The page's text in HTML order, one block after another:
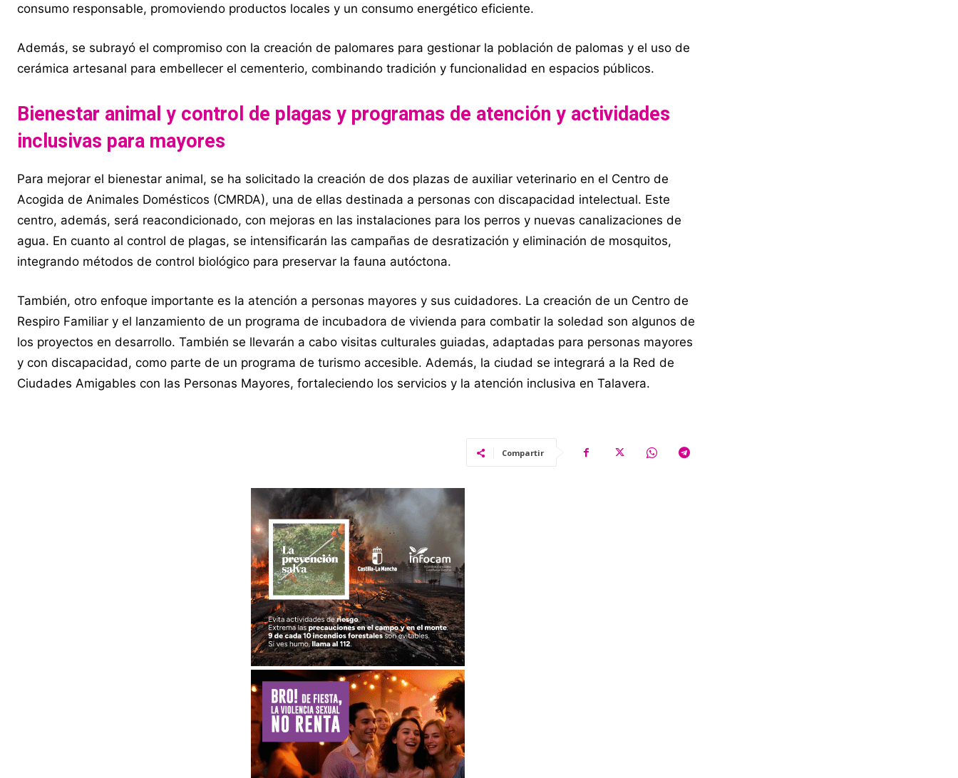
consumo responsable, promoviendo productos locales y un consumo energético eficiente.
Además, se subrayó el compromiso con la creación de palomares para gestionar la población de palomas y el uso de
cerámica artesanal para embellecer el cementerio, combinando tradición y funcionalidad en espacios públicos.
Bienestar animal y control de plagas y programas de atención y actividades
inclusivas para mayores
Para mejorar el bienestar animal, se ha solicitado la creación de dos plazas de auxiliar veterinario en el Centro de
Acogida de Animales Domésticos (CMRDA), una de ellas destinada a personas con discapacidad intelectual. Este
centro, además, será reacondicionado, con mejoras en las instalaciones para los perros y nuevas canalizaciones de
agua. En cuanto al control de plagas, se intensificarán las campañas de desratización y eliminación de mosquitos,
integrando métodos de control biológico para preservar la fauna autóctona.
También, otro enfoque importante es la atención a personas mayores y sus cuidadores. La creación de un Centro de
Respiro Familiar y el lanzamiento de un programa de incubadora de vivienda para combatir la soledad son algunos de
los proyectos en desarrollo. También se llevarán a cabo visitas culturales guiadas, adaptadas para personas mayores
y con discapacidad, como parte de un programa de turismo accesible. Además, la ciudad se integrará a la Red de
Ciudades Amigables con las Personas Mayores, fortaleciendo los servicios y la atención inclusiva en Talavera.
Compartir